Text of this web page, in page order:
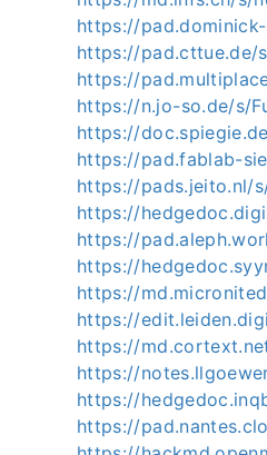
https://
https://pad.cttue.de/
https://
https://n.jo-so.de/s/
https://
https://pad.fablab-
https://pads.jeito.nl/
https://
https://
https://
https://
https://
https://
https://
https://
https://